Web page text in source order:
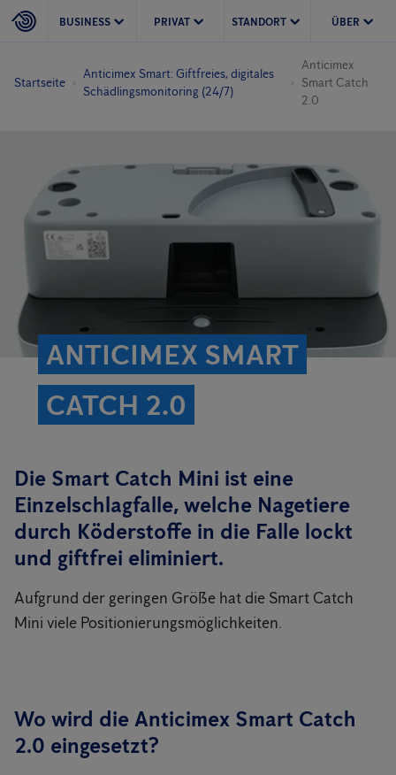
BUSINESS PRIVAT STANDORT ÜBER
Startseite
Anticimex Smart: Giftfreies, digitales
Schädlingsmonitoring (24/7)
Anticimex
Smart Catch
2.0
ANTICIMEX SMART
CATCH 2.0
Die Smart Catch Mini ist eine
Einzelschlagfalle, welche Nagetiere
durch Köderstoffe in die Falle lockt
und giftfrei eliminiert.
Aufgrund der geringen Größe hat die Smart Catch
Mini viele Positionierungsmöglichkeiten.
Wo wird die Anticimex Smart Catch
2.0 eingesetzt?